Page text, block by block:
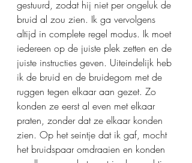
gestuurd, zodat hij niet per ongeluk de
bruid al zou zien. Ik ga vervolgens
altijd in complete regel modus. Ik moet
iedereen op de juiste plek zetten en de
juiste instructies geven. Uiteindelijk heb
ik de bruid en de bruidegom met de
ruggen tegen elkaar aan gezet. Zo
konden ze eerst al even met elkaar
praten, zonder dat ze elkaar konden
zien. Op het seintje dat ik gaf, mocht
het bruidspaar omdraaien en konden